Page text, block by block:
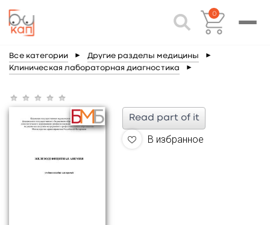
0
Все категории ► Другие разделы медицины ►
Клиническая лабораторная диагностика ►
Read part of it
В избранное